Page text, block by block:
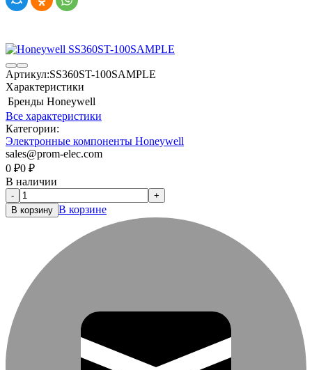
Артикул:SS360ST-100SAMPLE
Характеристики
Бренды Honeywell
Все характеристики
Категории:
Электронные компоненты Honeywell
sales@prom-elec.com
0 ₽0 ₽
В наличии
-
+
В корзину В корзине